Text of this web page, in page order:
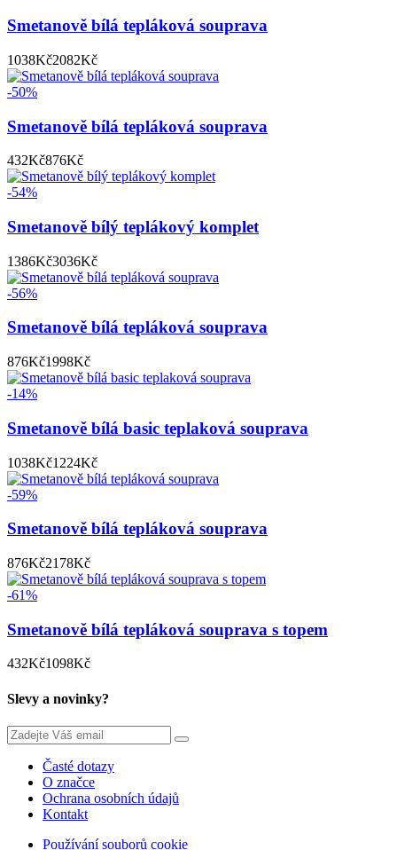
Smetanově bílá tepláková souprava
1038Kč2082Kč
-50%
Smetanově bílá tepláková souprava
432Kč876Kč
-54%
Smetanově bílý teplákový komplet
1386Kč3036Kč
-56%
Smetanově bílá tepláková souprava
876Kč1998Kč
-14%
Smetanově bílá basic teplaková souprava
1038Kč1224Kč
-59%
Smetanově bílá tepláková souprava
876Kč2178Kč
-61%
Smetanově bílá tepláková souprava s topem
432Kč1098Kč
Slevy a novinky?
Časté dotazy
O značce
Ochrana osobních údajů
Kontakt
Používání souborů cookie